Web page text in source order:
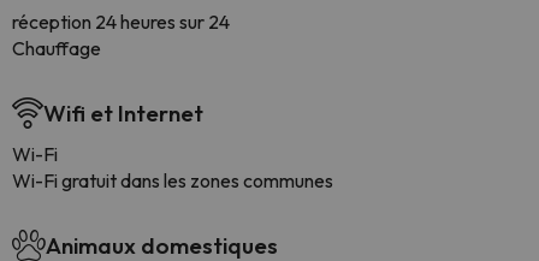
réception 24 heures sur 24
Chauffage
Wifi et Internet
Wi-Fi
Wi-Fi gratuit dans les zones communes
Animaux domestiques